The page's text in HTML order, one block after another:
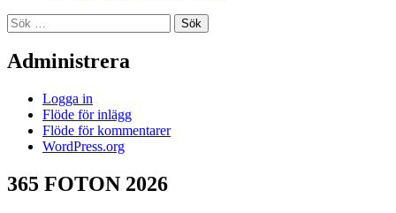
Sök
efter:
Administrera
Logga in
Flöde för inlägg
Flöde för kommentarer
WordPress.org
365 FOTON 2026